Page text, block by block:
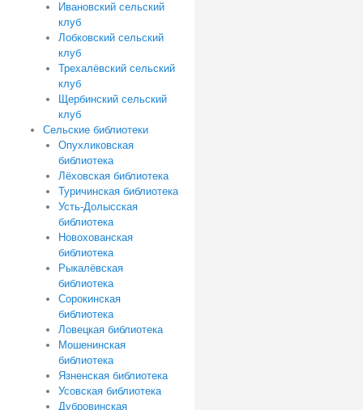
Ивановский сельский
клуб
Лобковский сельский
клуб
Трехалёвский сельский
клуб
Щербинский сельский
клуб
Сельские библиотеки
Опухликовская
библиотека
Лёховская библиотека
Туричинская библиотека
Усть-Долысская
библиотека
Новохованская
библиотека
Рыкалёвская
библиотека
Сорокинская
библиотека
Ловецкая библиотека
Мошенинская
библиотека
Язненская библиотека
Усовская библиотека
Дубровинская